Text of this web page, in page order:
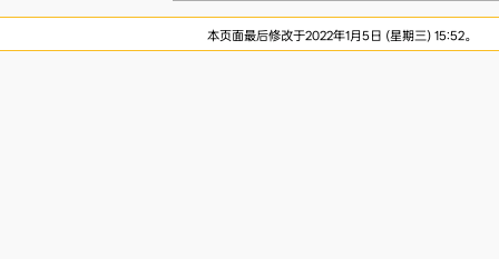
本页面最后修改于2022年1月5日 (星期三) 15:52。